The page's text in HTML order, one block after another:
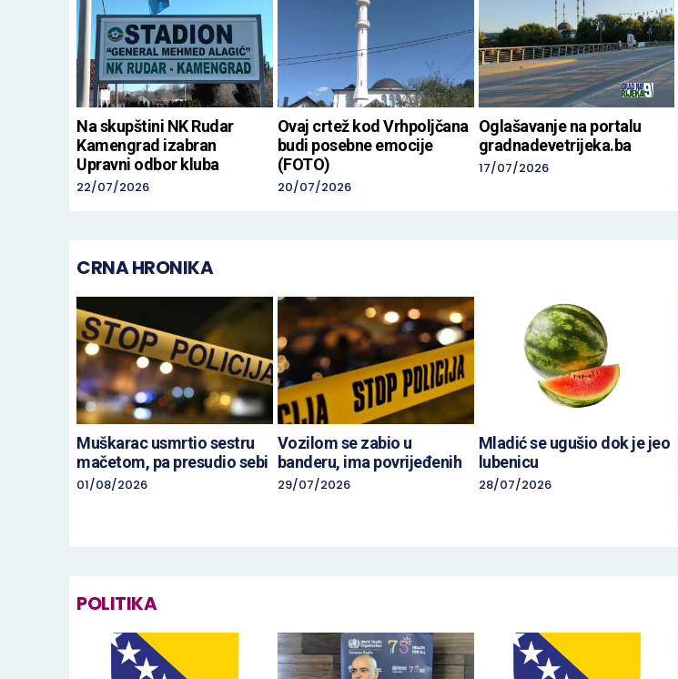
Na skupštini NK Rudar
Kamengrad izabran
Upravni odbor kluba
22/07/2026
Ovaj crtež kod Vrhpoljčana
budi posebne emocije
(FOTO)
20/07/2026
Oglašavanje na portalu
gradnadevetrijeka.ba
17/07/2026
CRNA HRONIKA
Muškarac usmrtio sestru
mačetom, pa presudio sebi
01/08/2026
Vozilom se zabio u
banderu, ima povrijeđenih
29/07/2026
Mladić se ugušio dok je jeo
lubenicu
28/07/2026
POLITIKA